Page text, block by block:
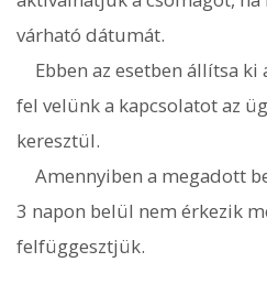
várható dátumát.
Ebben az esetben állítsa ki
fel velünk a kapcsolatot az
keresztül.
Amennyiben a megadott
3 napon belül nem érkezik
felfüggesztjük.